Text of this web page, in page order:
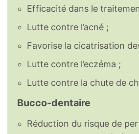
Efficacité dans le
Lutte contre l’acné ;
Favorise la cicatrisation
Lutte contre l’eczéma ;
Lutte contre la chute de
Bucco-dentaire
Réduction du risque de